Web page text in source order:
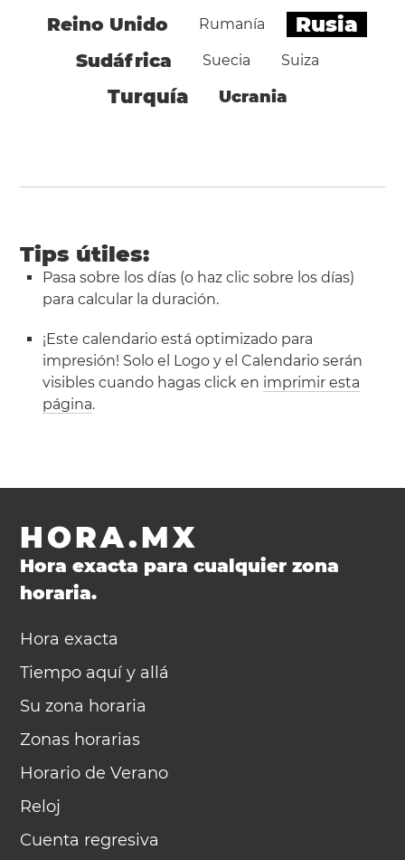
Reino Unido Rumanía Rusia
Sudáfrica Suecia Suiza
Turquía Ucrania
Tips útiles:
Pasa sobre los días (o haz clic sobre los días)
para calcular la duración.
¡Este calendario está optimizado para
impresión! Solo el Logo y el Calendario serán
visibles cuando hagas click en imprimir esta
página.
HORA.MX
Hora exacta para cualquier zona
horaria.
Hora exacta
Tiempo aquí y allá
Su zona horaria
Zonas horarias
Horario de Verano
Reloj
Cuenta regresiva